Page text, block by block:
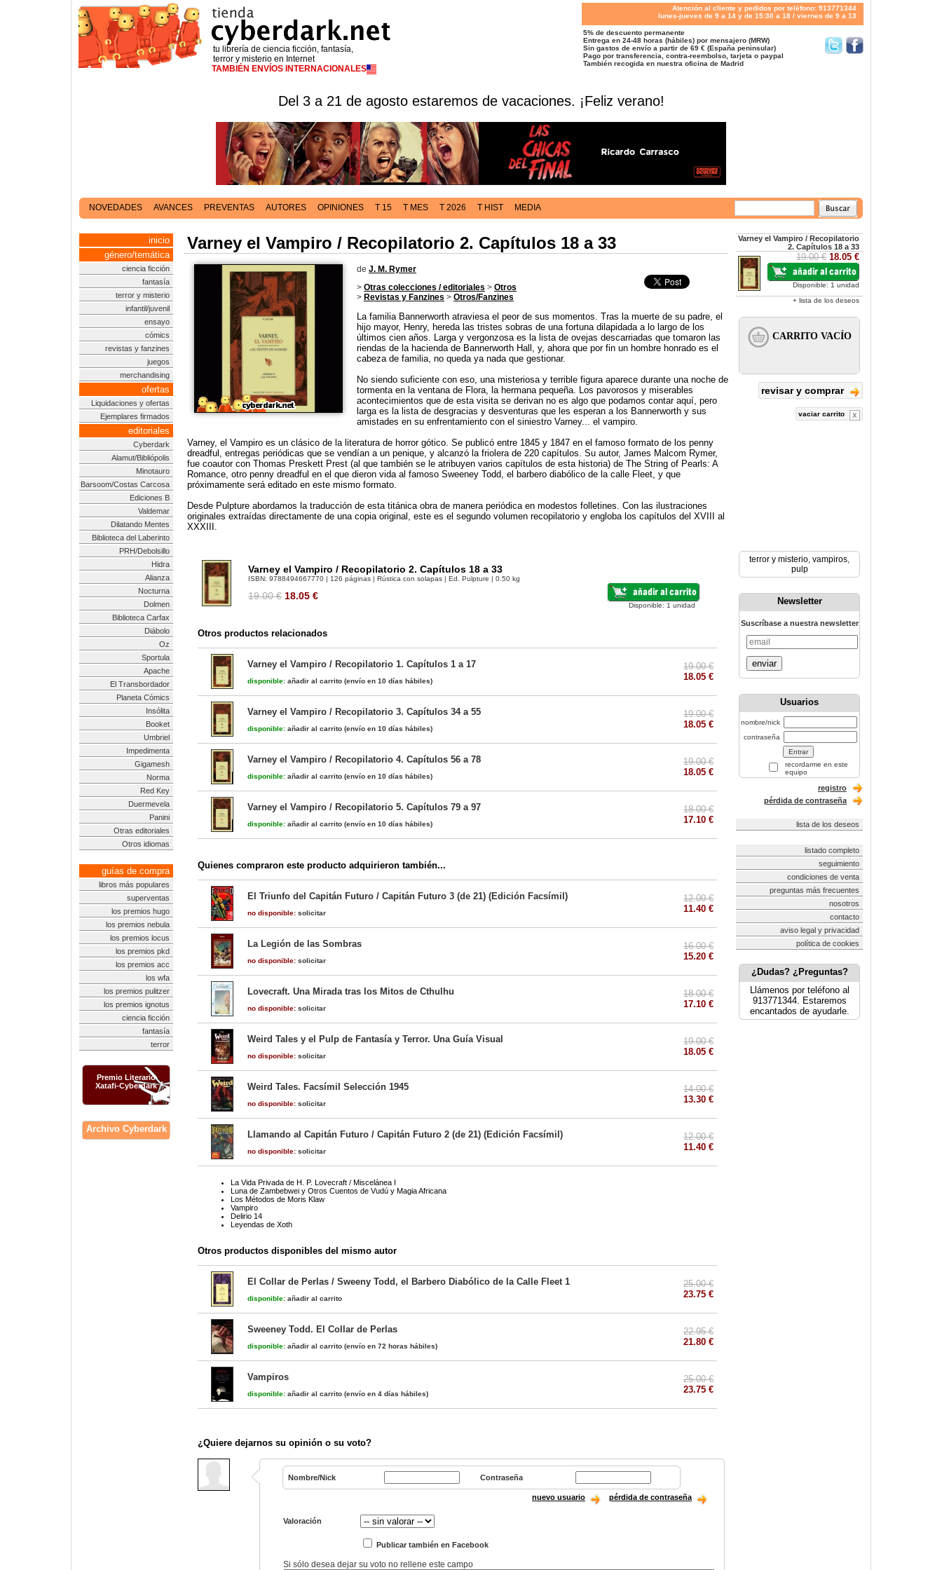
tu librería de ciencia ficción, fantasía,
terror y misterio en Internet
TAMBIÉN ENVÍOS INTERNACIONALES
Atención al cliente y pedidos por teléfono: 913771344
lunes-jueves de 9 a 14 y de 15:30 a 18 / viernes de 9 a 13
5% de descuento permanente
Entrega en 24-48 horas (hábiles) por mensajero (MRW)
Sin gastos de envío a partir de 69 € (España peninsular)
Pago por transferencia, contra-reembolso, tarjeta o paypal
También recogida en nuestra oficina de Madrid
Del 3 a 21 de agosto estaremos de vacaciones. ¡Feliz verano!
NOVEDADES AVANCES PREVENTAS AUTORES OPINIONES T 15 T MES T 2026 T HIST MEDIA
inicio
género/temática
ciencia ficción
fantasía
terror y misterio
infantil/juvenil
ensayo
cómics
revistas y fanzines
juegos
merchandising
ofertas
Liquidaciones y ofertas
Ejemplares firmados
editoriales
Cyberdark
Alamut/Bibliópolis
Minotauro
Barsoom/Costas Carcosa
Ediciones B
Valdemar
Dilatando Mentes
Biblioteca del Laberinto
PRH/Debolsillo
Hidra
Alianza
Nocturna
Dolmen
Biblioteca Carfax
Diábolo
Oz
Sportula
Apache
El Transbordador
Planeta Cómics
Insólita
Booket
Umbriel
Impedimenta
Gigamesh
Norma
Red Key
Duermevela
Panini
Otras editoriales
Otros idiomas
guías de compra
libros más populares
superventas
los premios hugo
los premios nebula
los premios locus
los premios pkd
los premios acc
los wfa
los premios pulitzer
los premios ignotus
ciencia ficción
fantasía
terror
Premio Literario
Xatafi-Cyberdark
Archivo Cyberdark
Varney el Vampiro / Recopilatorio 2. Capítulos 18 a 33
de J. M. Rymer
> Otras colecciones / editoriales > Otros
> Revistas y Fanzines > Otros/Fanzines
La familia Bannerworth atraviesa el peor de sus momentos. Tras la muerte de su padre, el
hijo mayor, Henry, hereda las tristes sobras de una fortuna dilapidada a lo largo de los
últimos cien años. Larga y vergonzosa es la lista de ovejas descarriadas que tomaron las
riendas de la hacienda de Bannerworth Hall, y, ahora que por fin un hombre honrado es el
cabeza de familia, no queda ya nada que gestionar.
No siendo suficiente con eso, una misteriosa y terrible figura aparece durante una noche de
tormenta en la ventana de Flora, la hermana pequeña. Los pavorosos y miserables
acontecimientos que de esta visita se derivan no es algo que podamos contar aquí, pero
larga es la lista de desgracias y desventuras que les esperan a los Bannerworth y sus
amistades en su enfrentamiento con el siniestro Varney... el vampiro.
Varney, el Vampiro es un clásico de la literatura de horror gótico. Se publicó entre 1845 y 1847 en el famoso formato de los penny
dreadful, entregas periódicas que se vendían a un penique, y alcanzó la friolera de 220 capítulos. Su autor, James Malcom Rymer,
fue coautor con Thomas Preskett Prest (al que también se le atribuyen varios capítulos de esta historia) de The String of Pearls: A
Romance, otro penny dreadful en el que dieron vida al famoso Sweeney Todd, el barbero diabólico de la calle Fleet, y que
próximamente será editado en este mismo formato.
Desde Pulpture abordamos la traducción de esta titánica obra de manera periódica en modestos folletines. Con las ilustraciones
originales extraídas directamente de una copia original, este es el segundo volumen recopilatorio y engloba los capítulos del XVIII al
XXXIII.
Varney el Vampiro / Recopilatorio 2. Capítulos 18 a 33
ISBN: 9788494667770 | 126 páginas | Rústica con solapas | Ed. Pulpture | 0.50 kg
19.00 € 18.05 €
Disponible: 1 unidad
Otros productos relacionados
Varney el Vampiro / Recopilatorio 1. Capítulos 1 a 17
disponible: añadir al carrito (envío en 10 días hábiles)
19.00 €
18.05 €
Varney el Vampiro / Recopilatorio 3. Capítulos 34 a 55
disponible: añadir al carrito (envío en 10 días hábiles)
19.00 €
18.05 €
Varney el Vampiro / Recopilatorio 4. Capítulos 56 a 78
disponible: añadir al carrito (envío en 10 días hábiles)
19.00 €
18.05 €
Varney el Vampiro / Recopilatorio 5. Capítulos 79 a 97
disponible: añadir al carrito (envío en 10 días hábiles)
18.00 €
17.10 €
Quienes compraron este producto adquirieron también...
El Triunfo del Capitán Futuro / Capitán Futuro 3 (de 21) (Edición Facsímil)
no disponible: solicitar
12.00 €
11.40 €
La Legión de las Sombras
no disponible: solicitar
16.00 €
15.20 €
Lovecraft. Una Mirada tras los Mitos de Cthulhu
no disponible: solicitar
18.00 €
17.10 €
Weird Tales y el Pulp de Fantasía y Terror. Una Guía Visual
no disponible: solicitar
19.00 €
18.05 €
Weird Tales. Facsímil Selección 1945
no disponible: solicitar
14.00 €
13.30 €
Llamando al Capitán Futuro / Capitán Futuro 2 (de 21) (Edición Facsímil)
no disponible: solicitar
12.00 €
11.40 €
La Vida Privada de H. P. Lovecraft / Miscelánea I
Luna de Zambebwei y Otros Cuentos de Vudú y Magia Africana
Los Métodos de Moris Klaw
Vampiro
Delirio 14
Leyendas de Xoth
Otros productos disponibles del mismo autor
El Collar de Perlas / Sweeny Todd, el Barbero Diabólico de la Calle Fleet 1
disponible: añadir al carrito
25.00 €
23.75 €
Sweeney Todd. El Collar de Perlas
disponible: añadir al carrito (envío en 72 horas hábiles)
22.95 €
21.80 €
Vampiros
disponible: añadir al carrito (envío en 4 días hábiles)
25.00 €
23.75 €
¿Quiere dejarnos su opinión o su voto?
Nombre/Nick Contraseña
nuevo usuario pérdida de contraseña
Valoración
Publicar también en Facebook
Si sólo desea dejar su voto no rellene este campo
Varney el Vampiro / Recopilatorio
2. Capítulos 18 a 33
19.00 € 18.05 €
Disponible: 1 unidad
+ lista de los deseos
revisar y comprar
vaciar carrito
terror y misterio, vampiros,
pulp
Newsletter
Suscríbase a nuestra newsletter
enviar
Usuarios
nombre/nick
contraseña
recordarme en este
equipo
registro
pérdida de contraseña
lista de los deseos
listado completo
seguimiento
condiciones de venta
preguntas más frecuentes
nosotros
contacto
aviso legal y privacidad
política de cookies
¿Dudas? ¿Preguntas?
Llámenos por teléfono al
913771344. Estaremos
encantados de ayudarle.